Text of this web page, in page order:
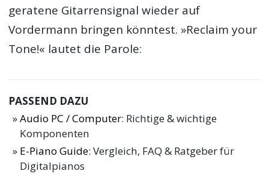
geratene Gitarrensignal wieder auf
Vordermann bringen könntest. »Reclaim your
Tone!« lautet die Parole:
PASSEND DAZU
Audio PC / Computer: Richtige & wichtige
Komponenten
E-Piano Guide: Vergleich, FAQ & Ratgeber für
Digitalpianos